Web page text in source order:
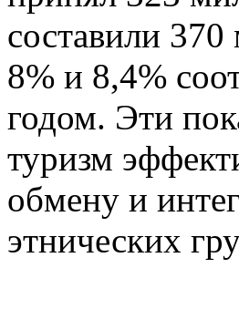
составили
8% и 8,4%
годом. Эти
туризм
обмену и
этнических